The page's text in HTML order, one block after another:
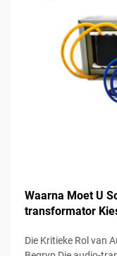
Waarna Moet U
transformator
Die Kritieke Rol van